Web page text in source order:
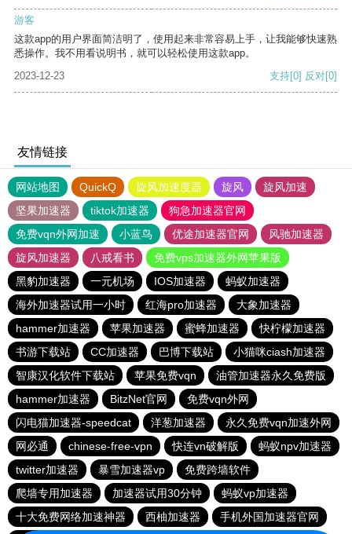
游客
这款app的用户界面简洁明了，使用起来非常容易上手，让我能够快速熟
悉操作。我不用看说明书，就可以轻松使用这款app。
2023-12-23
支持[0] 反对[0]
友情链接
网站地图 QuickQ 旋风加速度器 旋风
旋风加速
坚果加速器
tiktok加速器
狗急加速器官网
免费vqn外网加速
小蓝鸟 优途加速器官网
风驰加速器
旋风加速器
八戒看书
免费vps加速器外网苹果版
黑豹加速器
一元机场 IOS加速器
蚂蚁加速器
海外加速器试用一小时
红海pro加速器
大象加速器
hammer加速器
苹果加速器 蜜蜂加速器
快柠檬加速器
书游下载站
CC加速器 巴博下载站
小猫咪ciash加速器
智康汉化软件下载站
苹果免费vqn
油管加速器永久免费版
hammer加速器
BitzNet官网
免费vqn外网
闪电猫加速器-speedcat
洋葱加速器
永久免费vqn加速外网
网必通
chinese-free-vpn 快连vn破解版
蚂蚁npv加速器
twitter加速器
暴雪加速器vp
免费跨墙软件
爬墙专用加速器
加速器试用30分钟
蚂蚁vp加速器
十大免费网络加速神器
西柚加速器 手机外国加速器官网